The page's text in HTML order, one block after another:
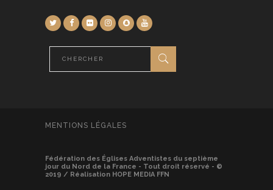
MENTIONS LÉGALES
Fédération des Églises Adventistes du septième
jour du Nord de la France - Tout droit réservé - ©
2019 / Réalisation HOPE MEDIA FFN